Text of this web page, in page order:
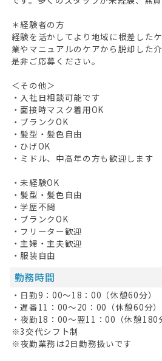
HOME
無料会員登録
ログイン
キープした求人 0
最近見た求人
お問い合わせ
掲載希望の方へ
＊経験者の方
経験を活かしてより地域に根差した
業やマニュアルのケアから脱却した
是非ご応募ください。
＜その他＞
・入社日相談可能です
・面接時マスク着用OK
・ブランクOK
・髪型・髪色自由
・ひげOK
・ミドル、中高年の方も歓迎します
・未経験OK
・髪型・髪色自由
・学歴不問
・ブランクOK
・フリーター歓迎
・主婦・主夫歓迎
・服装自由
勤務時間
・日勤9：00～18：00（休憩60分）
・遅番11：00～20：00（休憩60分）
・夜勤18：00～翌11：00（休憩180
※3交代シフト制
※夜勤業務は2日勤務扱いです